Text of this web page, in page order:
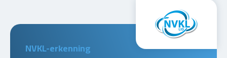
NVKL-erkenning